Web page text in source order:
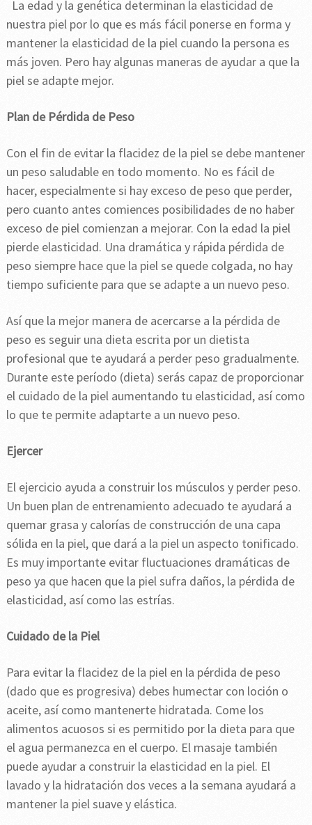
La edad y la genética determinan la elasticidad de
nuestra piel por lo que es más fácil ponerse en forma y
mantener la elasticidad de la piel cuando la persona es
más joven. Pero hay algunas maneras de ayudar a que la
piel se adapte mejor.
Plan de Pérdida de Peso
Con el fin de evitar la flacidez de la piel se debe mantener
un peso saludable en todo momento. No es fácil de
hacer, especialmente si hay exceso de peso que perder,
pero cuanto antes comiences posibilidades de no haber
exceso de piel comienzan a mejorar. Con la edad la piel
pierde elasticidad. Una dramática y rápida pérdida de
peso siempre hace que la piel se quede colgada, no hay
tiempo suficiente para que se adapte a un nuevo peso.
Así que la mejor manera de acercarse a la pérdida de
peso es seguir una dieta escrita por un dietista
profesional que te ayudará a perder peso gradualmente.
Durante este período (dieta) serás capaz de proporcionar
el cuidado de la piel aumentando tu elasticidad, así como
lo que te permite adaptarte a un nuevo peso.
Ejercer
El ejercicio ayuda a construir los músculos y perder peso.
Un buen plan de entrenamiento adecuado te ayudará a
quemar grasa y calorías de construcción de una capa
sólida en la piel, que dará a la piel un aspecto tonificado.
Es muy importante evitar fluctuaciones dramáticas de
peso ya que hacen que la piel sufra daños, la pérdida de
elasticidad, así como las estrías.
Cuidado de la Piel
Para evitar la flacidez de la piel en la pérdida de peso
(dado que es progresiva) debes humectar con loción o
aceite, así como mantenerte hidratada. Come los
alimentos acuosos si es permitido por la dieta para que
el agua permanezca en el cuerpo. El masaje también
puede ayudar a construir la elasticidad en la piel. El
lavado y la hidratación dos veces a la semana ayudará a
mantener la piel suave y elástica.